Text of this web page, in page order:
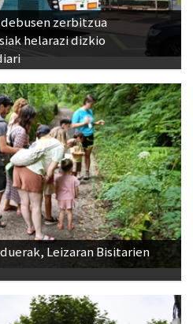
zerbitzua
helarazi dizkio
Leizaran Bisitarien